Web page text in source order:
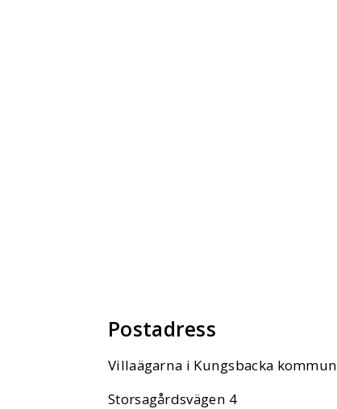
Postadress
Villaägarna i Kungsbacka kommun
Storsagårdsvägen 4